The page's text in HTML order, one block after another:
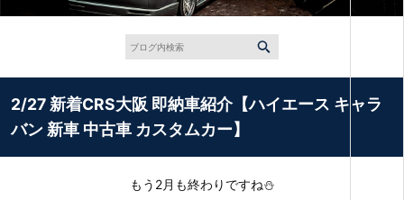
2/27 新着CRS大阪 即納車紹介【ハイエース キャラ
バン 新車 中古車 カスタムカー】
もう2月も終わりですね⛄